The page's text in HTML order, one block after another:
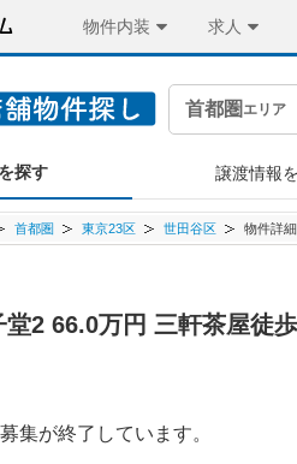
物件内装 求人
首都圏 エリア
探す 譲渡情報
首都圏 東京23区 世田谷区 物件詳細
2 66.0万円 三軒茶屋徒
集が終了しています。